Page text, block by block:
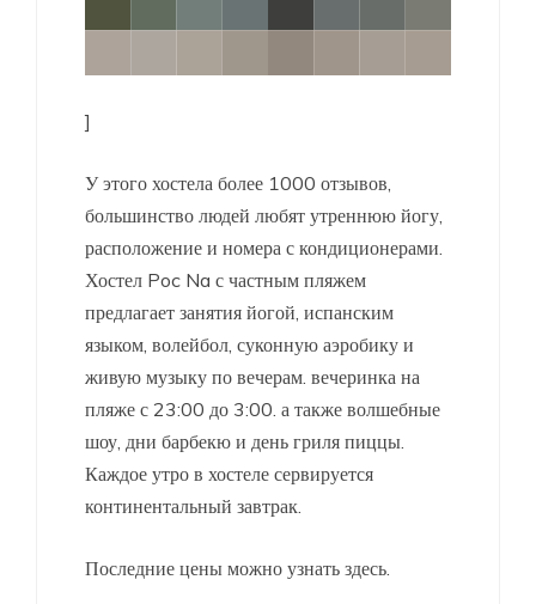
]
У этого хостела более 1000 отзывов,
большинство людей любят утреннюю йогу,
расположение и номера с кондиционерами.
Хостел Poc Na с частным пляжем
предлагает занятия йогой, испанским
языком, волейбол, суконную аэробику и
живую музыку по вечерам. вечеринка на
пляже с 23:00 до 3:00. а также волшебные
шоу, дни барбекю и день гриля пиццы.
Каждое утро в хостеле сервируется
континентальный завтрак.
Последние цены можно узнать здесь.